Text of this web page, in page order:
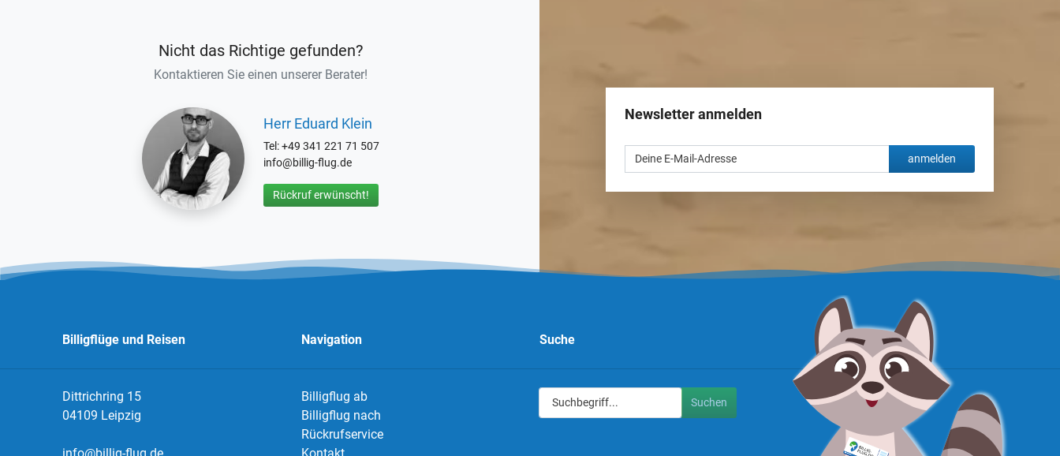
Nicht das Richtige gefunden?
Kontaktieren Sie einen unserer Berater!
Herr Eduard Klein
Tel: +49 341 221 71 507
info@billig-flug.de
Rückruf erwünscht!
Newsletter anmelden
anmelden
Billigflüge und Reisen
Dittrichring 15
04109 Leipzig
Navigation
Billigflug ab
Billigflug nach
Rückrufservice
Suche
Suchen